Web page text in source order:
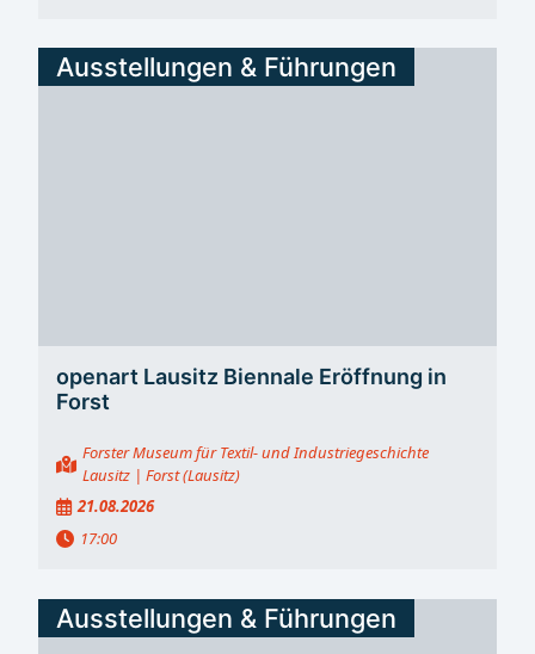
Ausstellungen & Führungen
openart Lausitz Biennale Eröffnung in
Forst
Forster Museum für Textil- und Industriegeschichte
Lausitz | Forst (Lausitz)
21.08.2026
17:00
Ausstellungen & Führungen